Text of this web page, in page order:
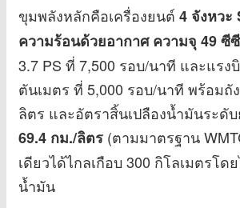
ขุมพลังหลักคือเครื่องยนต์4 จังหวะ
ความร้อนด้วยอากาศ ความจุ 49 ซีซี
3.7 PS ที่ 7,500 รอบ/นาที และแรง
ตันเมตร ที่ 5,000 รอบ/นาที พร้อมถั
ลิตร และอัตราสิ้นเปลืองน้ำมันระดั
69.4 กม./ลิตร (ตามมาตรฐาน
เดียวได้ไกลเกือบ 300 กิโลเมตรโด
น้ำมัน